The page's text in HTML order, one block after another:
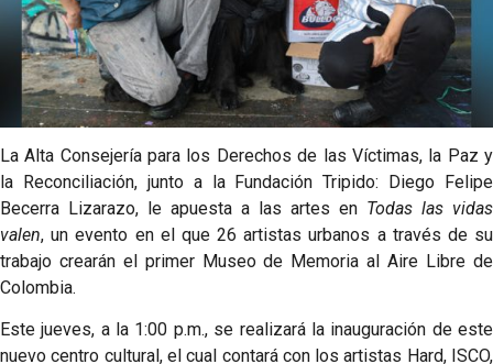
La Alta Consejería para los Derechos de las Víctimas, la Paz y
la Reconciliación, junto a la Fundación Tripido: Diego Felipe
Becerra Lizarazo, le apuesta a las artes en Todas las vidas
valen, un evento en el que 26 artistas urbanos a través de su
trabajo crearán el primer Museo de Memoria al Aire Libre de
Colombia.
Este jueves, a la 1:00 p.m., se realizará la inauguración de este
nuevo centro cultural, el cual contará con los artistas Hard, ISCO,